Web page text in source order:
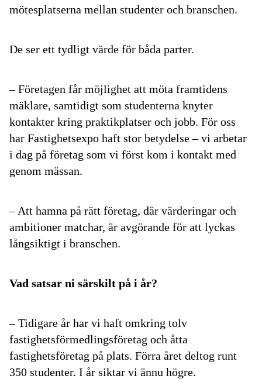
mötesplatserna mellan studenter och branschen.
De ser ett tydligt värde för båda parter.
– Företagen får möjlighet att möta framtidens
mäklare, samtidigt som studenterna knyter
kontakter kring praktikplatser och jobb. För oss
har Fastighetsexpo haft stor betydelse – vi arbetar
i dag på företag som vi först kom i kontakt med
genom mässan.
– Att hamna på rätt företag, där värderingar och
ambitioner matchar, är avgörande för att lyckas
långsiktigt i branschen.
Vad satsar ni särskilt på i år?
– Tidigare år har vi haft omkring tolv
fastighetsförmedlingsföretag och åtta
fastighetsföretag på plats. Förra året deltog runt
350 studenter. I år siktar vi ännu högre.